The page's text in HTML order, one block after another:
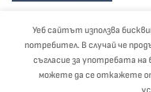
Visa
Уеб сайтът използва
потребител. В случай че
съгласие за употребата
можете да се откажете